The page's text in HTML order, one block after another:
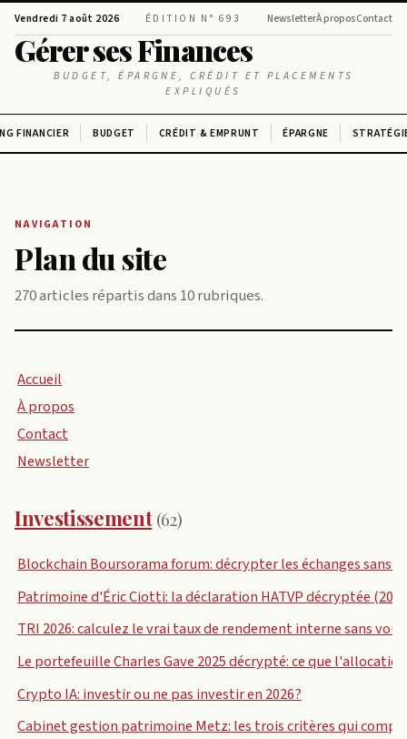
Vendredi 7 août 2026 ÉDITION N° 693 NewsletterÀ proposContact
Gérer ses Finances
BUDGET, ÉPARGNE, CRÉDIT ET PLACEMENTS
EXPLIQUÉS
FINANCIER BUDGET CRÉDIT & EMPRUNT ÉPARGNE
NAVIGATION
Plan du site
270 articles répartis dans 10 rubriques.
Accueil
À propos
Contact
Newsletter
Investissement (62)
Blockchain Boursorama forum: décrypter les échanges sans
Patrimoine d'Éric Ciotti: la déclaration HATVP décryptée
TRI 2026: calculez le vrai taux de rendement interne sans
Le portefeuille Charles Gave 2025 décrypté: ce que
Crypto IA: investir ou ne pas investir en 2026?
Cabinet gestion patrimoine Metz: les trois critères qui